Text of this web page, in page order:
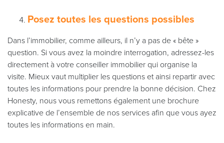
Posez toutes les questions possibles
Dans l’immobilier, comme ailleurs, il n’y a pas de « bête »
question. Si vous avez la moindre interrogation, adressez-les
directement à votre conseiller immobilier qui organise la
visite. Mieux vaut multiplier les questions et ainsi repartir avec
toutes les informations pour prendre la bonne décision. Chez
Honesty, nous vous remettons également une brochure
explicative de l’ensemble de nos services afin que vous ayez
toutes les informations en main.